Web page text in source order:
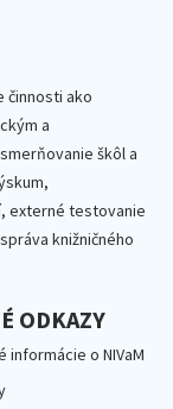
činnosti ako
a
škôl a
externé testovanie
knižničného
ODKAZY
informácie o NIVaM